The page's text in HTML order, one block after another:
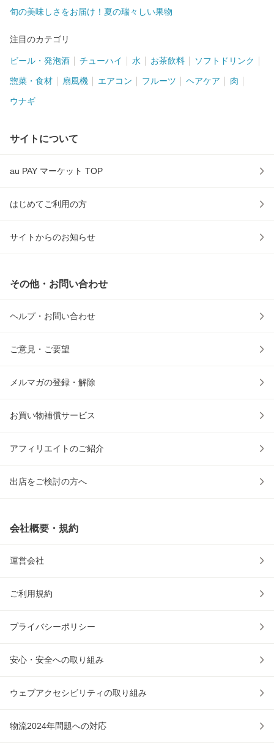
旬の美味しさをお届け！夏の瑞々しい果物
注目のカテゴリ
ビール・発泡酒 チューハイ 水 お茶飲料 ソフトドリンク
惣菜・食材 扇風機 エアコン フルーツ ヘアケア 肉
ウナギ
サイトについて
au PAY マーケット TOP
はじめてご利用の方
サイトからのお知らせ
その他・お問い合わせ
ヘルプ・お問い合わせ
ご意見・ご要望
メルマガの登録・解除
お買い物補償サービス
アフィリエイトのご紹介
出店をご検討の方へ
会社概要・規約
運営会社
ご利用規約
プライバシーポリシー
安心・安全への取り組み
ウェブアクセシビリティの取り組み
物流2024年問題への対応